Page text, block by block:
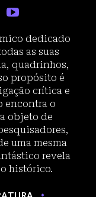
dedicado
as suas
quadrinhos,
propósito é
crítica e
encontra o
objeto de
uma mesma
revela
histórico.